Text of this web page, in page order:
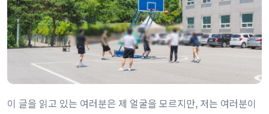
이 글을 읽고 있는 여러분은 제 얼굴을 모르지만, 저는 여러분이